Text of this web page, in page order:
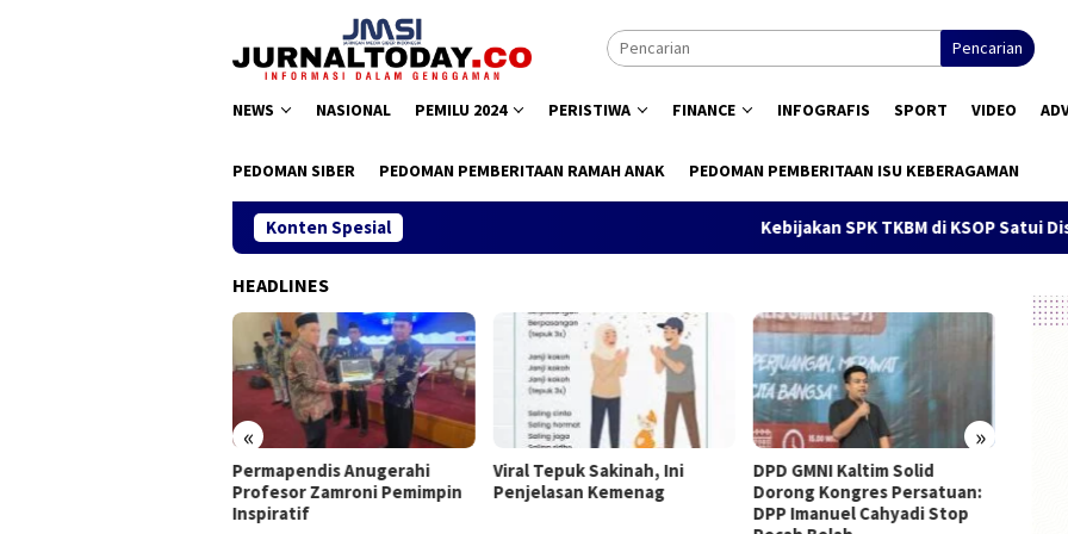
Pencarian
NEWS NASIONAL PEMILU 2024 PERISTIWA FINANCE INFOGRAFIS SPORT VIDEO
PEDOMAN SIBER PEDOMAN PEMBERITAAN RAMAH ANAK PEDOMAN PEMBERITAAN ISU KEBERAGAMAN
Konten Spesial Kebijakan SPK TKBM di KSOP Satui Disorot,
HEADLINES
« »
Viral Tepuk Sakinah, Ini
Penjelasan Kemenag
DPD GMNI Kaltim Solid
Dorong Kongres Persatuan:
Pendidikan Dasar Gratis, Hak
Konstitusional